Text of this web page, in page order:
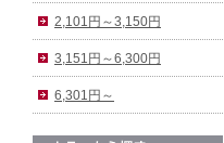
2,101円～3,150円
3,151円～6,300円
6,301円～